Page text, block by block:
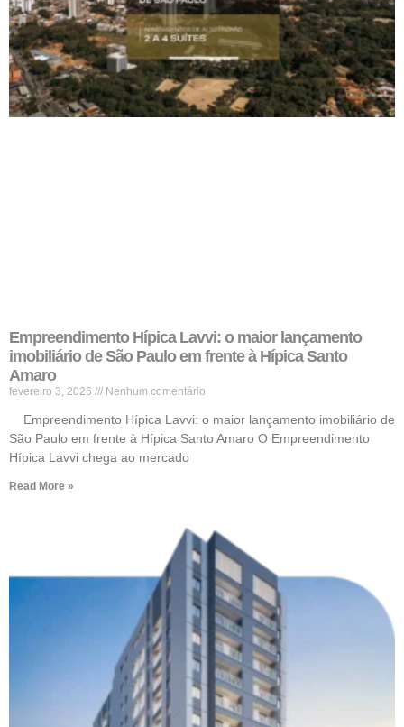
Empreendimento Hípica Lavvi: o maior lançamento
imobiliário de São Paulo em frente à Hípica Santo
Amaro
fevereiro 3, 2026 Nenhum comentário
Empreendimento Hípica Lavvi: o maior lançamento imobiliário de
São Paulo em frente à Hípica Santo Amaro O Empreendimento
Hípica Lavvi chega ao mercado
Read More »